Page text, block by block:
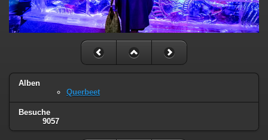
Alben
Querbeet
Besuche
9057